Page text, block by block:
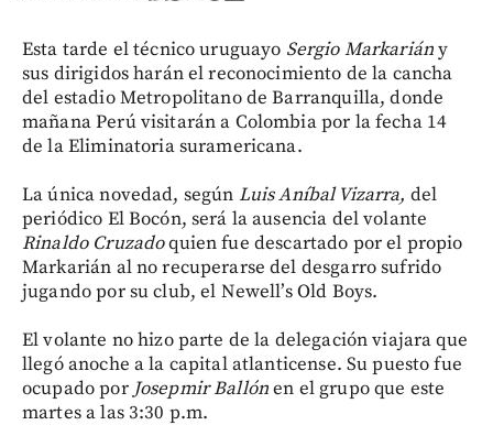
Esta tarde el técnico uruguayo Sergio Markariány
sus dirigidos harán el reconocimiento de la cancha
del estadio Metropolitano de Barranquilla, donde
mañana Perú visitarán a Colombia por la fecha 14
de la Eliminatoria suramericana.
La única novedad, según Luis Aníbal Vizarra, del
periódico El Bocón, será la ausencia del volante
Rinaldo Cruzadoquien fue descartado por el propio
Markarián al no recuperarse del desgarro sufrido
jugando por su club, el Newell’s Old Boys.
El volante no hizo parte de la delegación viajara que
llegó anoche a la capital atlanticense. Su puesto fue
ocupado por Josepmir Ballónen el grupo que este
martes a las 3:30 p.m.